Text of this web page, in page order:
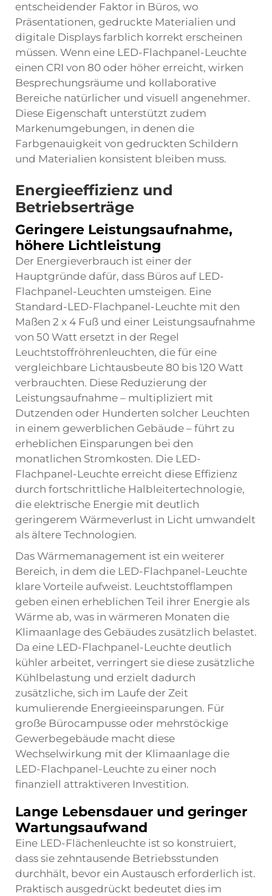
entscheidender Faktor in Büros, wo
Präsentationen, gedruckte Materialien und
digitale Displays farblich korrekt erscheinen
müssen. Wenn eine LED-Flachpanel-Leuchte
einen CRI von 80 oder höher erreicht, wirken
Besprechungsräume und kollaborative
Bereiche natürlicher und visuell angenehmer.
Diese Eigenschaft unterstützt zudem
Markenumgebungen, in denen die
Farbgenauigkeit von gedruckten Schildern
und Materialien konsistent bleiben muss.
Energieeffizienz und
Betriebserträge
Geringere Leistungsaufnahme,
höhere Lichtleistung
Der Energieverbrauch ist einer der
Hauptgründe dafür, dass Büros auf LED-
Flachpanel-Leuchten umsteigen. Eine
Standard-LED-Flachpanel-Leuchte mit den
Maßen 2 x 4 Fuß und einer Leistungsaufnahme
von 50 Watt ersetzt in der Regel
Leuchtstoffröhrenleuchten, die für eine
vergleichbare Lichtausbeute 80 bis 120 Watt
verbrauchten. Diese Reduzierung der
Leistungsaufnahme – multipliziert mit
Dutzenden oder Hunderten solcher Leuchten
in einem gewerblichen Gebäude – führt zu
erheblichen Einsparungen bei den
monatlichen Stromkosten. Die LED-
Flachpanel-Leuchte erreicht diese Effizienz
durch fortschrittliche Halbleitertechnologie,
die elektrische Energie mit deutlich
geringerem Wärmeverlust in Licht umwandelt
als ältere Technologien.
Das Wärmemanagement ist ein weiterer
Bereich, in dem die LED-Flachpanel-Leuchte
klare Vorteile aufweist. Leuchtstofflampen
geben einen erheblichen Teil ihrer Energie als
Wärme ab, was in wärmeren Monaten die
Klimaanlage des Gebäudes zusätzlich belastet.
Da eine LED-Flachpanel-Leuchte deutlich
kühler arbeitet, verringert sie diese zusätzliche
Kühlbelastung und erzielt dadurch
zusätzliche, sich im Laufe der Zeit
kumulierende Energieeinsparungen. Für
große Bürocampusse oder mehrstöckige
Gewerbegebäude macht diese
Wechselwirkung mit der Klimaanlage die
LED-Flachpanel-Leuchte zu einer noch
finanziell attraktiveren Investition.
Lange Lebensdauer und geringer
Wartungsaufwand
Eine LED-Flächenleuchte ist so konstruiert,
dass sie zehntausende Betriebsstunden
durchhält, bevor ein Austausch erforderlich ist.
Praktisch ausgedrückt bedeutet dies im